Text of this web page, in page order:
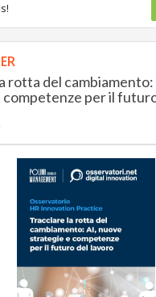
rotta del
per il